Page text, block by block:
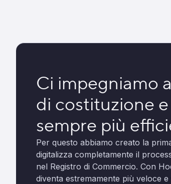
Ci impegniamo
di costituzione
sempre più
Per questo abbiamo creato la
digitalizza completamente il
nel Registro di Commercio. Con
diventa estremamente più veloce